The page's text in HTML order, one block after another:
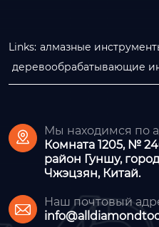
Links: алмазные
деревообрабатывающие

Мы находимся по
Комната 1205, №
район Гуншу,
Чжэцзян, Китай.

Наш почтовый